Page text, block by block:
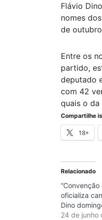
Flávio
nomes
de
Entre os
partido,
deputado
com 42
quais o da
Compartilhe
18+
Relacionado
oficializa
Dino
24 de junho